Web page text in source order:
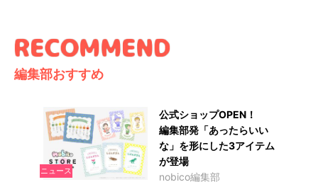
編集部おすすめ
ニュース
公式ショップOPEN！
編集部発「あったらいい
な」を形にした3アイテム
が登場
nobico編集部